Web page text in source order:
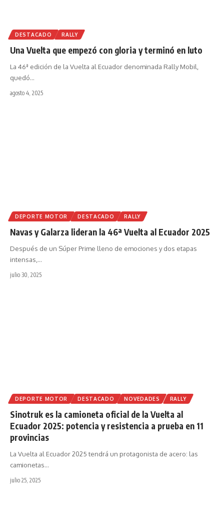
DESTACADO RALLY
Una Vuelta que empezó con gloria y terminó en luto
La 46ª edición de la Vuelta al Ecuador denominada Rally Mobil,
quedó…
agosto 4, 2025
DEPORTE MOTOR DESTACADO RALLY
Navas y Galarza lideran la 46ª Vuelta al Ecuador 2025
Después de un Súper Prime lleno de emociones y dos etapas
intensas,…
julio 30, 2025
DEPORTE MOTOR DESTACADO NOVEDADES RALLY
Sinotruk es la camioneta oficial de la Vuelta al
Ecuador 2025: potencia y resistencia a prueba en 11
provincias
La Vuelta al Ecuador 2025 tendrá un protagonista de acero: las
camionetas…
julio 25, 2025